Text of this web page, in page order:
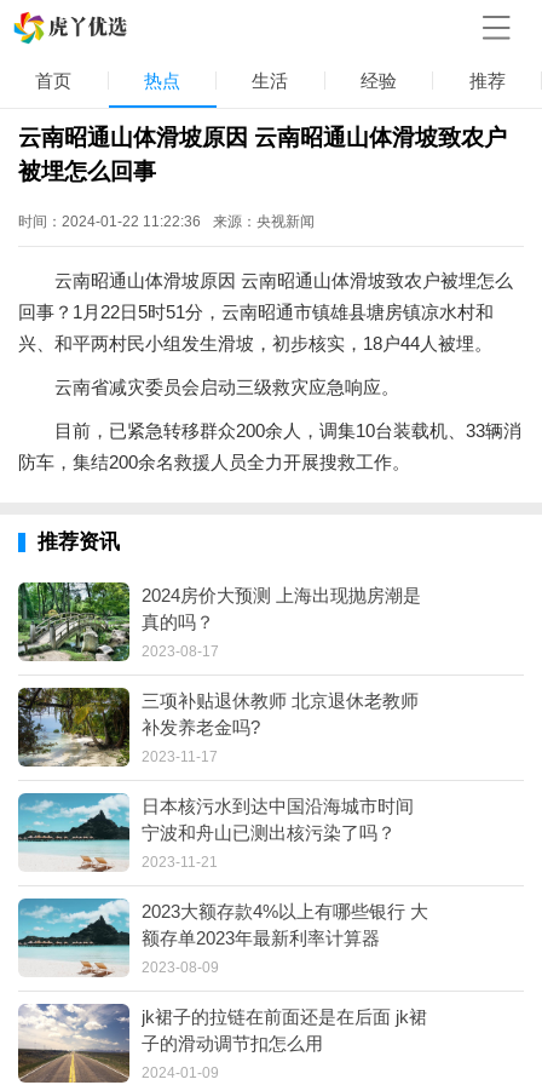
首页 热点 生活 经验 推荐
云南昭通山体滑坡原因 云南昭通山体滑坡致农户
被埋怎么回事
时间：2024-01-22 11:22:36 来源：央视新闻
云南昭通山体滑坡原因 云南昭通山体滑坡致农户被埋怎么
回事？1月22日5时51分，云南昭通市镇雄县塘房镇凉水村和
兴、和平两村民小组发生滑坡，初步核实，18户44人被埋。
云南省减灾委员会启动三级救灾应急响应。
目前，已紧急转移群众200余人，调集10台装载机、33辆消
防车，集结200余名救援人员全力开展搜救工作。
推荐资讯
2024房价大预测 上海出现抛房潮是
真的吗？
2023-08-17
三项补贴退休教师 北京退休老教师
补发养老金吗?
2023-11-17
日本核污水到达中国沿海城市时间
宁波和舟山已测出核污染了吗？
2023-11-21
2023大额存款4%以上有哪些银行 大
额存单2023年最新利率计算器
2023-08-09
jk裙子的拉链在前面还是在后面 jk裙
子的滑动调节扣怎么用
2024-01-09